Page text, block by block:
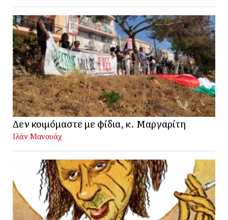
Δεν κοιμόμαστε με φίδια, κ. Μαργαρίτη
Ιλάν Μανουάχ